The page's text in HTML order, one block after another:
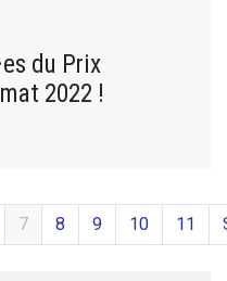
du Prix
2022 !
7 8 9 10 11